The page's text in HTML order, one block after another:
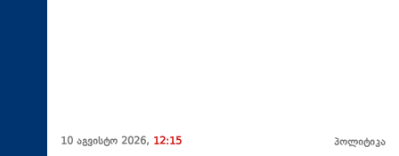
10 აგვისტო 2026, 12:15 პოლიტიკა